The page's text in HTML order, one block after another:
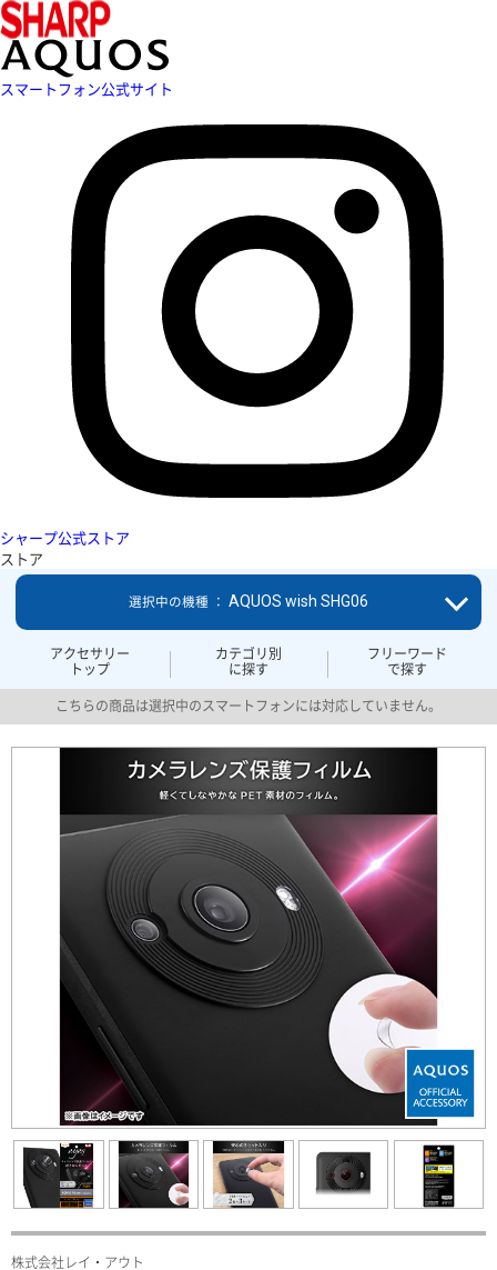
スマートフォン公式サイト
シャープ公式ストア
ストア
アクセサリー
トップ
カテゴリ別
に探す
フリーワード
で探す
選択中の機種 ： AQUOS wish SHG06
こちらの商品は選択中のスマートフォンには対応していません。
株式会社レイ・アウト